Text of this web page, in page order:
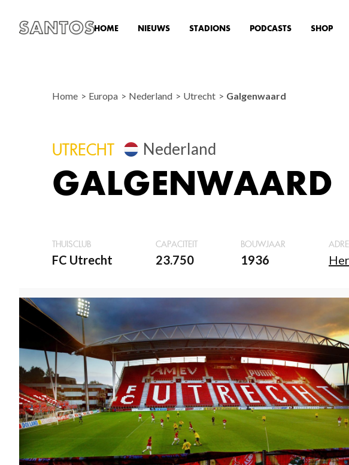
HOME NIEUWS STADIONS PODCASTS SHOP
Home Europa Nederland Utrecht Galgenwaard
UTRECHT Nederland
GALGENWAARD
THUISCLUB
FC Utrecht
CAPACITEIT
23.750
BOUWJAAR
1936